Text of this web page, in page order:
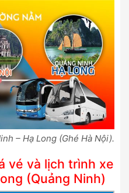
– Hạ Long (Ghé Hà Nội).
vé và lịch trình xe
(Quảng Ninh)